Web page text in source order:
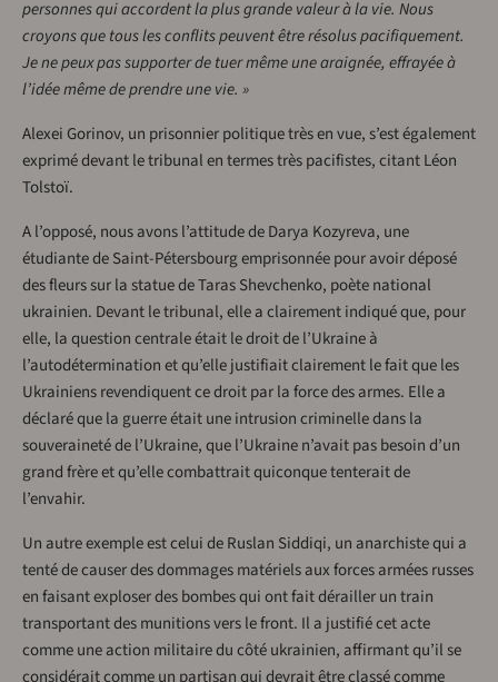
personnes qui accordent la plus grande valeur à la vie. Nous
croyons que tous les conflits peuvent être résolus pacifiquement.
Je ne peux pas supporter de tuer même une araignée, effrayée à
l’idée même de prendre une vie. »
Alexei Gorinov, un prisonnier politique très en vue, s’est également
exprimé devant le tribunal en termes très pacifistes, citant Léon
Tolstoï.
A l’opposé, nous avons l’attitude de Darya Kozyreva, une
étudiante de Saint-Pétersbourg emprisonnée pour avoir déposé
des fleurs sur la statue de Taras Shevchenko, poète national
ukrainien. Devant le tribunal, elle a clairement indiqué que, pour
elle, la question centrale était le droit de l’Ukraine à
l’autodétermination et qu’elle justifiait clairement le fait que les
Ukrainiens revendiquent ce droit par la force des armes. Elle a
déclaré que la guerre était une intrusion criminelle dans la
souveraineté de l’Ukraine, que l’Ukraine n’avait pas besoin d’un
grand frère et qu’elle combattrait quiconque tenterait de
l’envahir.
Un autre exemple est celui de Ruslan Siddiqi, un anarchiste qui a
tenté de causer des dommages matériels aux forces armées russes
en faisant exploser des bombes qui ont fait dérailler un train
transportant des munitions vers le front. Il a justifié cet acte
comme une action militaire du côté ukrainien, affirmant qu’il se
considérait comme un partisan qui devrait être classé comme